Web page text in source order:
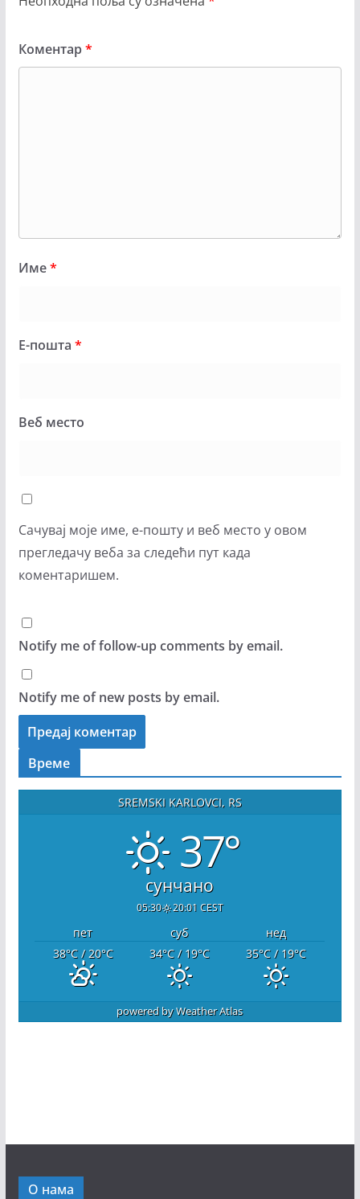
Коментар*
Име*
Е-пошта *
Веб место
Сачувај моје име, е-пошту и веб место у овом
прегледачу веба за следећи пут када
коментаришем.
Notify me of follow-up comments by email.
Notify me of new posts by email.
Време
SREMSKI KARLOVCI, RS
37°
сунчано
05:30 20:01 CEST
пет суб
нед
38°C/ 20°C 34°C/ 19°C 35°C/ 19°C
powered byWeather Atlas
О нама